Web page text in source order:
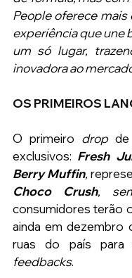
People oferece
experiência que une
um só lugar,
inovadora ao
OS PRIMEIROS
O primeiro drop
exclusivos: Fresh
Berry Muffin,
Choco Crush,
consumidores terão
ainda em dezembro
feedbacks.